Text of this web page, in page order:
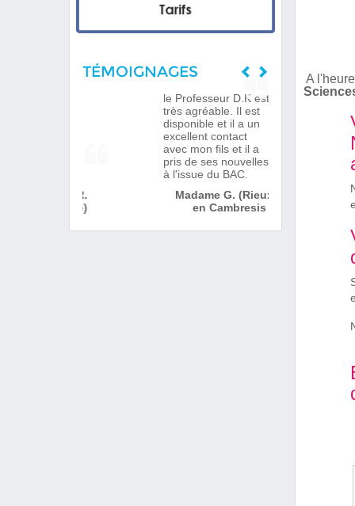
TÉMOIGNAGES
le Professeur D.K est
très agréable. Il est
disponible et il a un
excellent contact
avec mon fils et il a
pris de ses nouvelles
à l'issue du BAC.
Madame G. (Rieux
en Cambresis )
A